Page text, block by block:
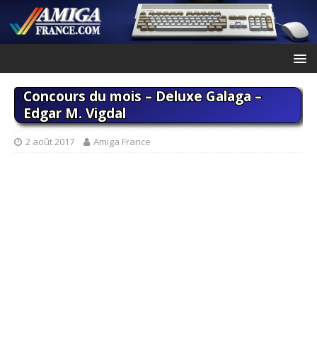
Concours du mois – Deluxe Galaga –
Edgar M. Vigdal
2 août 2017 Amiga France